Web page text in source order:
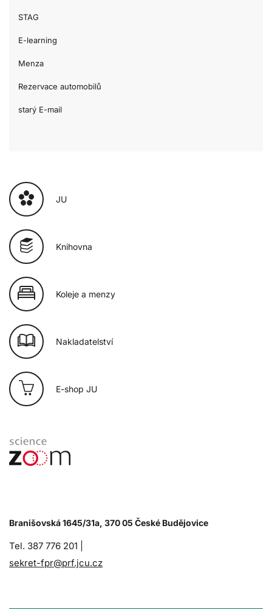
STAG
E-learning
Menza
Rezervace automobilů
starý E-mail
JU
Knihovna
Koleje a menzy
Nakladatelství
E-shop JU
Branišovská 1645/31a, 370 05 České Budějovice
Tel. 387 776 201 |
sekret-fpr@prf.jcu.cz